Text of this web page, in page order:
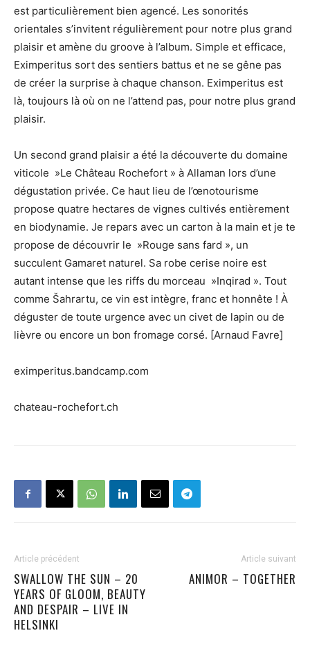
est particulièrement bien agencé. Les sonorités
orientales s’invitent régulièrement pour notre plus grand
plaisir et amène du groove à l’album. Simple et efficace,
Eximperitus sort des sentiers battus et ne se gêne pas
de créer la surprise à chaque chanson. Eximperitus est
là, toujours là où on ne l’attend pas, pour notre plus grand
plaisir.
Un second grand plaisir a été la découverte du domaine
viticole »Le Château Rochefort » à Allaman lors d’une
dégustation privée. Ce haut lieu de l’œnotourisme
propose quatre hectares de vignes cultivés entièrement
en biodynamie. Je repars avec un carton à la main et je te
propose de découvrir le »Rouge sans fard », un
succulent Gamaret naturel. Sa robe cerise noire est
autant intense que les riffs du morceau »Inqirad ». Tout
comme Šahrartu, ce vin est intègre, franc et honnête ! À
déguster de toute urgence avec un civet de lapin ou de
lièvre ou encore un bon fromage corsé. [Arnaud Favre]
eximperitus.bandcamp.com
chateau-rochefort.ch
Article précédent
SWALLOW THE SUN – 20
YEARS OF GLOOM, BEAUTY
AND DESPAIR – LIVE IN
HELSINKI
Article suivant
ANIMOR – TOGETHER